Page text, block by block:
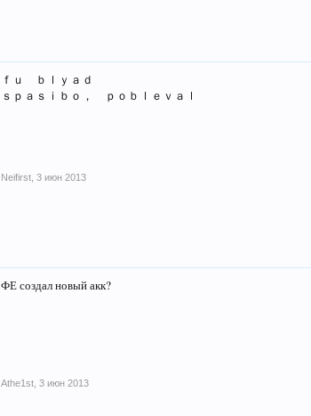
ｆｕ ｂｌｙａｄ
ｓｐａｓｉｂｏ， ｐｏｂｌｅｖａｌ
Neifirst 3 июн 2013
ФЕ создал новый акк?
Athe1st 3 июн 2013